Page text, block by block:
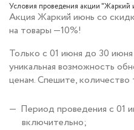
Условия проведения акции "Жаркий
Акция Жаркий июнь со
на товары —10%!
Только с 01 июня до 30
уникальная возможность
ценам. Спешите, количество
Период проведения c 01
включительно;